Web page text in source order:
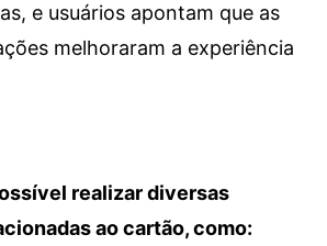
e usuários apontam que as
melhoraram a experiência
realizar diversas
ao cartão, como: